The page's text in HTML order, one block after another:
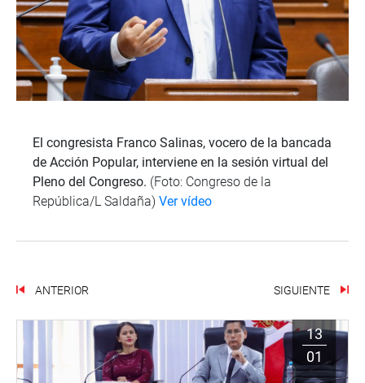
El congresista Franco Salinas, vocero de la bancada
de Acción Popular, interviene en la sesión virtual del
Pleno del Congreso. (Foto: Congreso de la
República/L Saldaña) Ver vídeo
ANTERIOR SIGUIENTE
13
01